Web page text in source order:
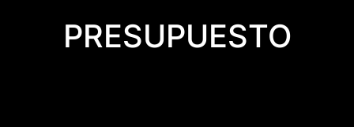
PRESUPUESTO